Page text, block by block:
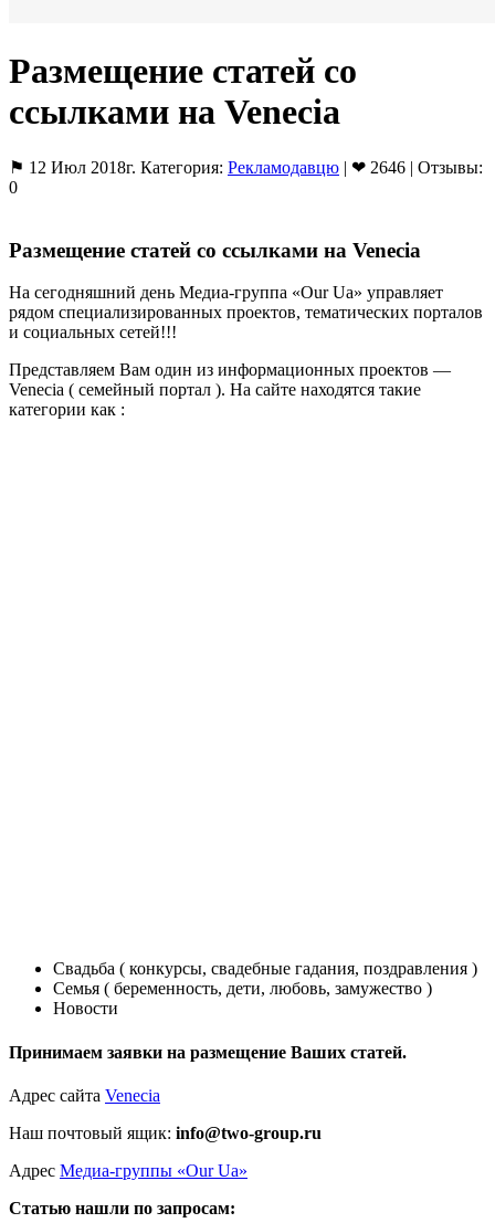
Размещение статей сo
ссылками на Venecia
⚑ 12 Июл 2018г. Категория: Рекламодавцю | ❤ 2646 | Отзывы:
0
Размещение статей сo ссылками на Venecia
На сегодняшний день Медиа-группа «Our Ua» управляет
рядом специализированных проектов, тематических порталов
и социальных сетей!!!
Представляем Вам один из информационных проектов —
Venecia ( семейный портал ). На сайте находятся такие
категории как :
Свадьба ( конкурсы, свадебные гадания, поздравления )
Семья ( беременность, дети, любовь, замужество )
Новости
Принимаем заявки на размещение Ваших статей.
Адрес сайта Venecia
Наш почтовый ящик: info@two-group.ru
Адрес Медиа-группы «Our Ua»
Статью нашли по запросам: